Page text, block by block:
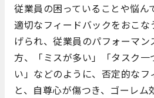
従業員の困っていることや悩ん
適切なフィードバックをおこな
げられ、従業員のパフォーマン
方、「ミスが多い」「タスク一
い」などのように、否定的な
と、自尊心が傷つき、ゴーレ